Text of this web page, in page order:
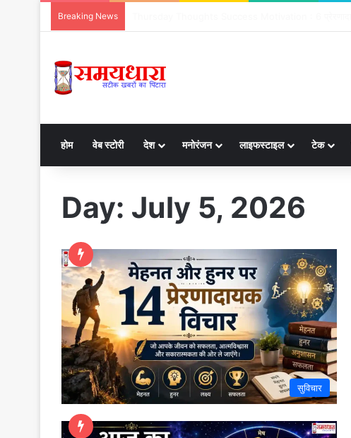
Breaking News
होम वेब स्टोरी देश मनोरंजन लाइफस्टाइल टेक
Day: July 5, 2026
सुविचार